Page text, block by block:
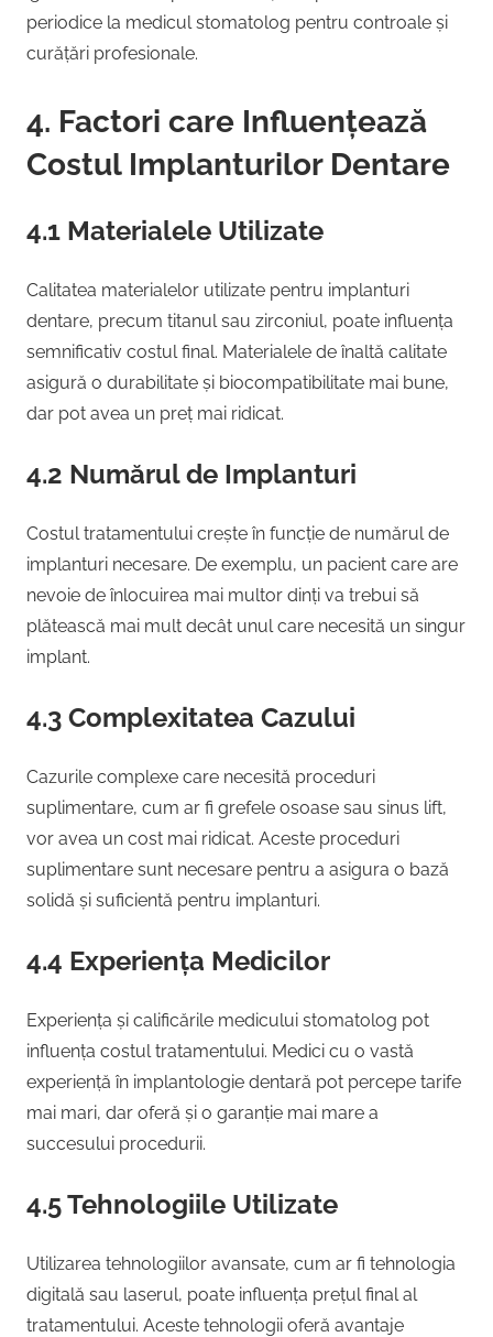
periodice la medicul stomatolog pentru controale și
curățări profesionale.
4. Factori care Influențează
Costul Implanturilor Dentare
4.1 Materialele Utilizate
Calitatea materialelor utilizate pentru implanturi
dentare, precum titanul sau zirconiul, poate influența
semnificativ costul final. Materialele de înaltă calitate
asigură o durabilitate și biocompatibilitate mai bune,
dar pot avea un preț mai ridicat.
4.2 Numărul de Implanturi
Costul tratamentului crește în funcție de numărul de
implanturi necesare. De exemplu, un pacient care are
nevoie de înlocuirea mai multor dinți va trebui să
plătească mai mult decât unul care necesită un singur
implant.
4.3 Complexitatea Cazului
Cazurile complexe care necesită proceduri
suplimentare, cum ar fi grefele osoase sau sinus lift,
vor avea un cost mai ridicat. Aceste proceduri
suplimentare sunt necesare pentru a asigura o bază
solidă și suficientă pentru implanturi.
4.4 Experiența Medicilor
Experiența și calificările medicului stomatolog pot
influența costul tratamentului. Medici cu o vastă
experiență în implantologie dentară pot percepe tarife
mai mari, dar oferă și o garanție mai mare a
succesului procedurii.
4.5 Tehnologiile Utilizate
Utilizarea tehnologiilor avansate, cum ar fi tehnologia
digitală sau laserul, poate influența prețul final al
tratamentului. Aceste tehnologii oferă avantaje